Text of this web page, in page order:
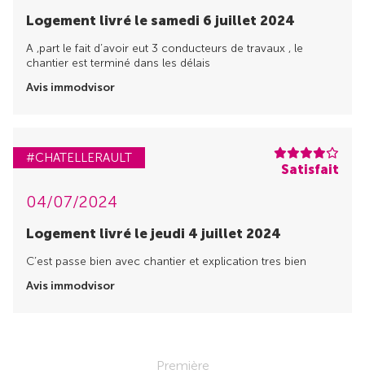
Logement livré le samedi 6 juillet 2024
A ,part le fait d’avoir eut 3 conducteurs de travaux , le
chantier est terminé dans les délais
Avis immodvisor
#CHATELLERAULT
Satisfait
04/07/2024
Logement livré le jeudi 4 juillet 2024
C’est passe bien avec chantier et explication tres bien
Avis immodvisor
Première